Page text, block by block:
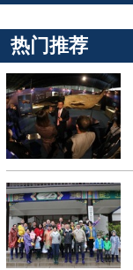
热门推荐